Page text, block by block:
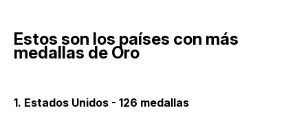
Estos son los países con más
medallas de Oro
1. Estados Unidos - 126 medallas